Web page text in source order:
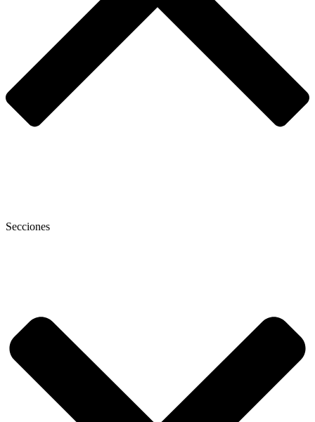
Secciones